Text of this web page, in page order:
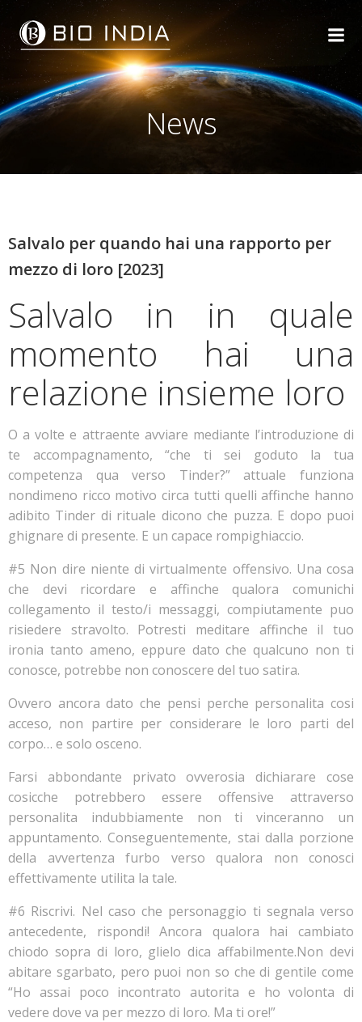
Skip
to
content
News
Salvalo per quando hai una rapporto per
mezzo di loro [2023]
Salvalo in in quale
momento hai una
relazione insieme loro
O a volte e attraente avviare mediante l’introduzione di
te accompagnamento, “che ti sei goduto la tua
competenza qua verso Tinder?” attuale funziona
nondimeno ricco motivo circa tutti quelli affinche hanno
adibito Tinder di rituale dicono che puzza. E dopo puoi
ghignare di presente. E un capace rompighiaccio.
#5 Non dire niente di virtualmente offensivo. Una cosa
che devi ricordare e affinche qualora comunichi
collegamento il testo/i messaggi, compiutamente puo
risiedere stravolto. Potresti meditare affinche il tuo
ironia tanto ameno, eppure dato che qualcuno non ti
conosce, potrebbe non conoscere del tuo satira.
Ovvero ancora dato che pensi perche personalita cosi
acceso, non partire per considerare le loro parti del
corpo… e solo osceno.
Farsi abbondante privato ovverosia dichiarare cose
cosicche potrebbero essere offensive attraverso
personalita indubbiamente non ti vinceranno un
appuntamento. Conseguentemente, stai dalla porzione
della avvertenza furbo verso qualora non conosci
effettivamente utilita la tale.
#6 Riscrivi. Nel caso che personaggio ti segnala verso
antecedente, rispondi! Ancora qualora hai cambiato
chiodo sopra di loro, glielo dica affabilmente.Non devi
abitare sgarbato, pero puoi non so che di gentile come
“Ho assai poco incontrato autorita e ho volonta di
vedere dove va per mezzo di loro. Ma ti ore!”